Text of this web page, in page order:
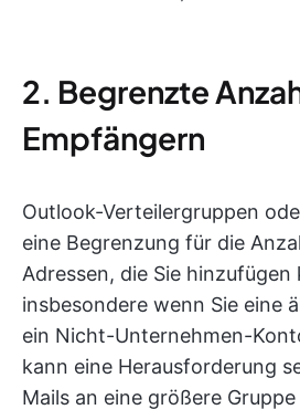
2. Begrenzte
Empfängern
Outlook-Verteilergruppen
eine Begrenzung für die
Adressen, die Sie hinzufügen
insbesondere wenn Sie eine
ein Nicht-Unternehmen-
kann eine Herausforderung
Mails an eine größere